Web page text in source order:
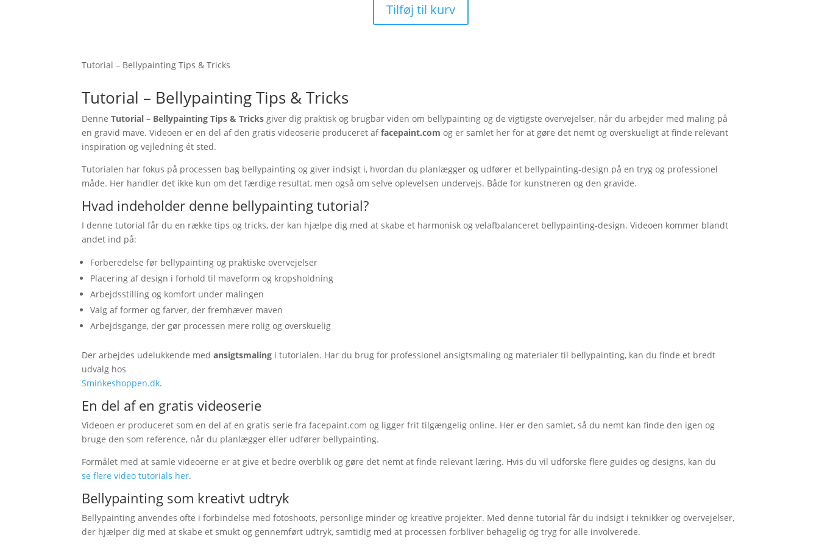
TutorialTilføj til kurv
Tutorial – Bellypainting Tips & Tricks
Tutorial – Bellypainting Tips & Tricks
DenneTutorial – Bellypainting Tips & Tricks giver dig praktisk og brugbar viden om bellypainting og de vigtigste overvejelser, når du arbejder med maling på
en gravid mave. Videoen er en del af den gratis videoserie produceret affacepaint.com og er samlet her for at gøre det nemt og overskueligt at finde relevant
inspiration og vejledning ét sted.
Tutorialen har fokus på processen bag bellypainting og giver indsigt i, hvordan du planlægger og udfører et bellypainting-design på en tryg og professionel
måde. Her handler det ikke kun om det færdige resultat, men også om selve oplevelsen undervejs. Både for kunstneren og den gravide.
Hvad indeholder denne bellypainting tutorial?
I denne tutorial får du en række tips og tricks, der kan hjælpe dig med at skabe et harmonisk og velafbalanceret bellypainting-design. Videoen kommer blandt
andet ind på:
Forberedelse før bellypainting og praktiske overvejelser
Placering af design i forhold til maveform og kropsholdning
Arbejdsstilling og komfort under malingen
Valg af former og farver, der fremhæver maven
Arbejdsgange, der gør processen mere rolig og overskuelig
Der arbejdes udelukkende medansigtsmaling i tutorialen. Har du brug for professionel ansigtsmaling og materialer til bellypainting, kan du finde et bredt
udvalg hos
Sminkeshoppen.dk.
En del af en gratis videoserie
Videoen er produceret som en del af en gratis serie fra facepaint.com og ligger frit tilgængelig online. Her er den samlet, så du nemt kan finde den igen og
bruge den som reference, når du planlægger eller udfører bellypainting.
Formålet med at samle videoerne er at give et bedre overblik og gøre det nemt at finde relevant læring. Hvis du vil udforske flere guides og designs, kan du
se flere video tutorials her.
Bellypainting som kreativt udtryk
Bellypainting anvendes ofte i forbindelse med fotoshoots, personlige minder og kreative projekter. Med denne tutorial får du indsigt i teknikker og overvejelser,
der hjælper dig med at skabe et smukt og gennemført udtryk, samtidig med at processen forbliver behagelig og tryg for alle involverede.